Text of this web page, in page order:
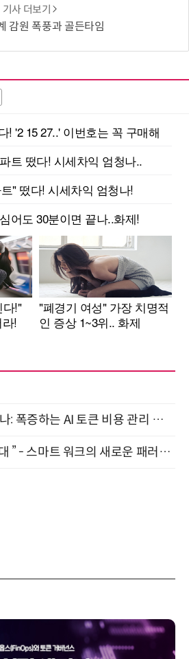
기사 더보기
감원 폭풍과 골든타임
"AI 핀옵스 실전 세미나: 폭증하는 AI 토큰 비용 관리 전략" 8월 21일 개최
“AI와 함께 일하는 시대 ” - 스마트 워크의 새로운 패러다임 (9/11)